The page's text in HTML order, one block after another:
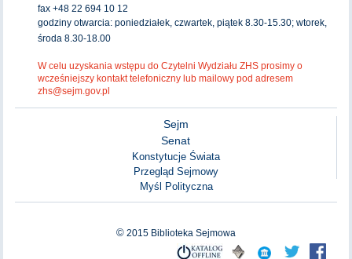
fax +48 22 694 10 12
godziny otwarcia: poniedziałek, czwartek, piątek 8.30-15.30; wtorek,
środa 8.30-18.00
W celu uzyskania wstępu do Czytelni Wydziału ZHS prosimy o
wcześniejszy kontakt telefoniczny lub mailowy pod adresem
zhs@sejm.gov.pl
Sejm
Senat
Konstytucje Świata
Przegląd Sejmowy
Myśl Polityczna
© 2015 Biblioteka Sejmowa